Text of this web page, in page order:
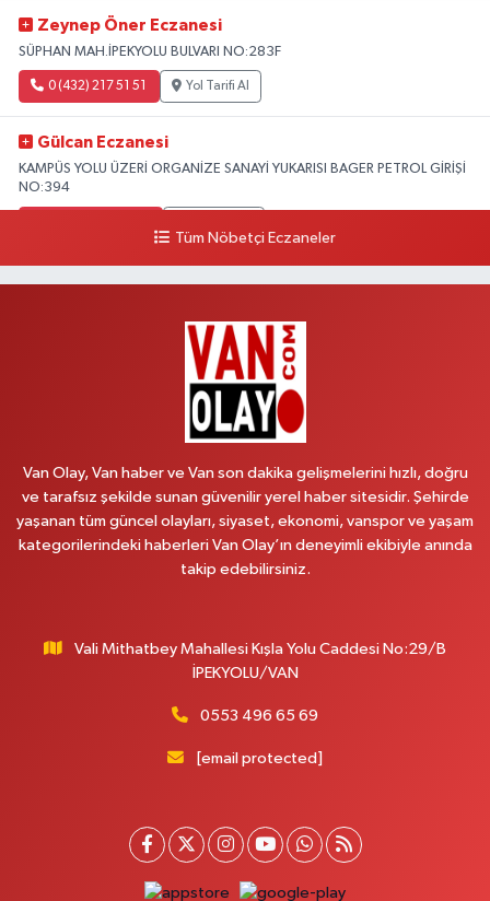
Zeynep Öner Eczanesi
SÜPHAN MAH.İPEKYOLU BULVARI NO:283F
0 (432) 217 51 51 Yol Tarifi Al
Gülcan Eczanesi
KAMPÜS YOLU ÜZERİ ORGANİZE SANAYİ YUKARISI BAGER PETROL GİRİŞİ
NO:394
HEKİM HASTANESİ ACİL KARŞISI
Yol Tarifi Al
MAHMUDİYE MAH.ATATÜRK CAD.NO:17B
0 (531) 621 69 65 Yol Tarifi Al
Onay Eczanesi
Yenı Derman Eczanesi
Akdamar Hastanesi Acil yanı. İpekyolu. Hatuniye mahallesi terzioğlu, Eski
Yol Tarifi Al
Hayat Eczanesi
Kışla Mah.Çınarlı Cad.1038 Sk.No:93 3-4
0 (432) 354 37 36 Yol Tarifi Al
Tüm Nöbetçi Eczaneler
Van Olay, Van haber ve Van son dakika gelişmelerini hızlı, doğru
ve tarafsız şekilde sunan güvenilir yerel haber sitesidir. Şehirde
yaşanan tüm güncel olayları, siyaset, ekonomi, vanspor ve yaşam
kategorilerindeki haberleri Van Olay’ın deneyimli ekibiyle anında
takip edebilirsiniz.
Vali Mithatbey Mahallesi Kışla Yolu Caddesi No:29/B
İPEKYOLU/VAN
0553 496 65 69
[email protected]